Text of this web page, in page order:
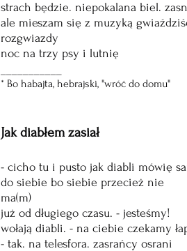
strach będzie. niepokalana biel.
ale mieszam się z muzyką
rozgwiazdy
noc na trzy psy i lutnię
* Bo habajta, hebrajski, "wróć do domu"
Jak diabłem zasiał
- cicho tu i pusto jak diabli mówię
do siebie bo siebie przecież nie
ma(m)
już od długiego czasu. - jesteśmy!
wołają diabli. - na ciebie czekamy
- tak. na telesfora. zasrańcy osrani